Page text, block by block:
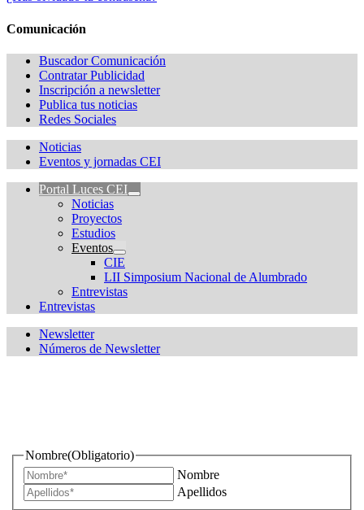
Comunicación
Buscador Comunicación
Contratar Publicidad
Inscripción a newsletter
Publica tus noticias
Redes Sociales
Noticias
Eventos y jornadas CEI
Portal Luces CEI
Noticias
Proyectos
Estudios
Eventos
CIE
LII Simposium Nacional de Alumbrado
Entrevistas
Entrevistas
Newsletter
Números de Newsletter
Nombre(Obligatorio)
Nombre
Apellidos